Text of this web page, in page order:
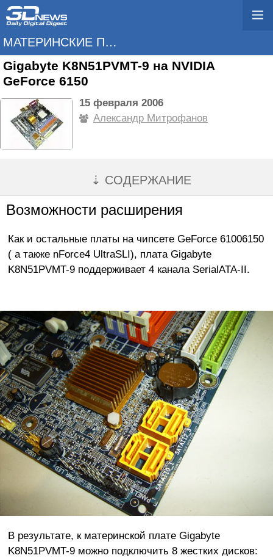
МАТЕРИНСКИЕ ПЛАТЫ
Gigabyte K8N51PVMT-9 на NVIDIA
GeForce 6150
15 февраля 2006
Александр Митрофанов
⇣ СОДЕРЖАНИЕ
Возможности расширения
Как и остальные платы на чипсете GeForce 61006150
( а также nForce4 UltraSLI), плата Gigabyte
K8N51PVMT-9 поддерживает 4 канала SerialATA-II.
В результате, к материнской плате Gigabyte
K8N51PVMT-9 можно подключить 8 жестких дисков: